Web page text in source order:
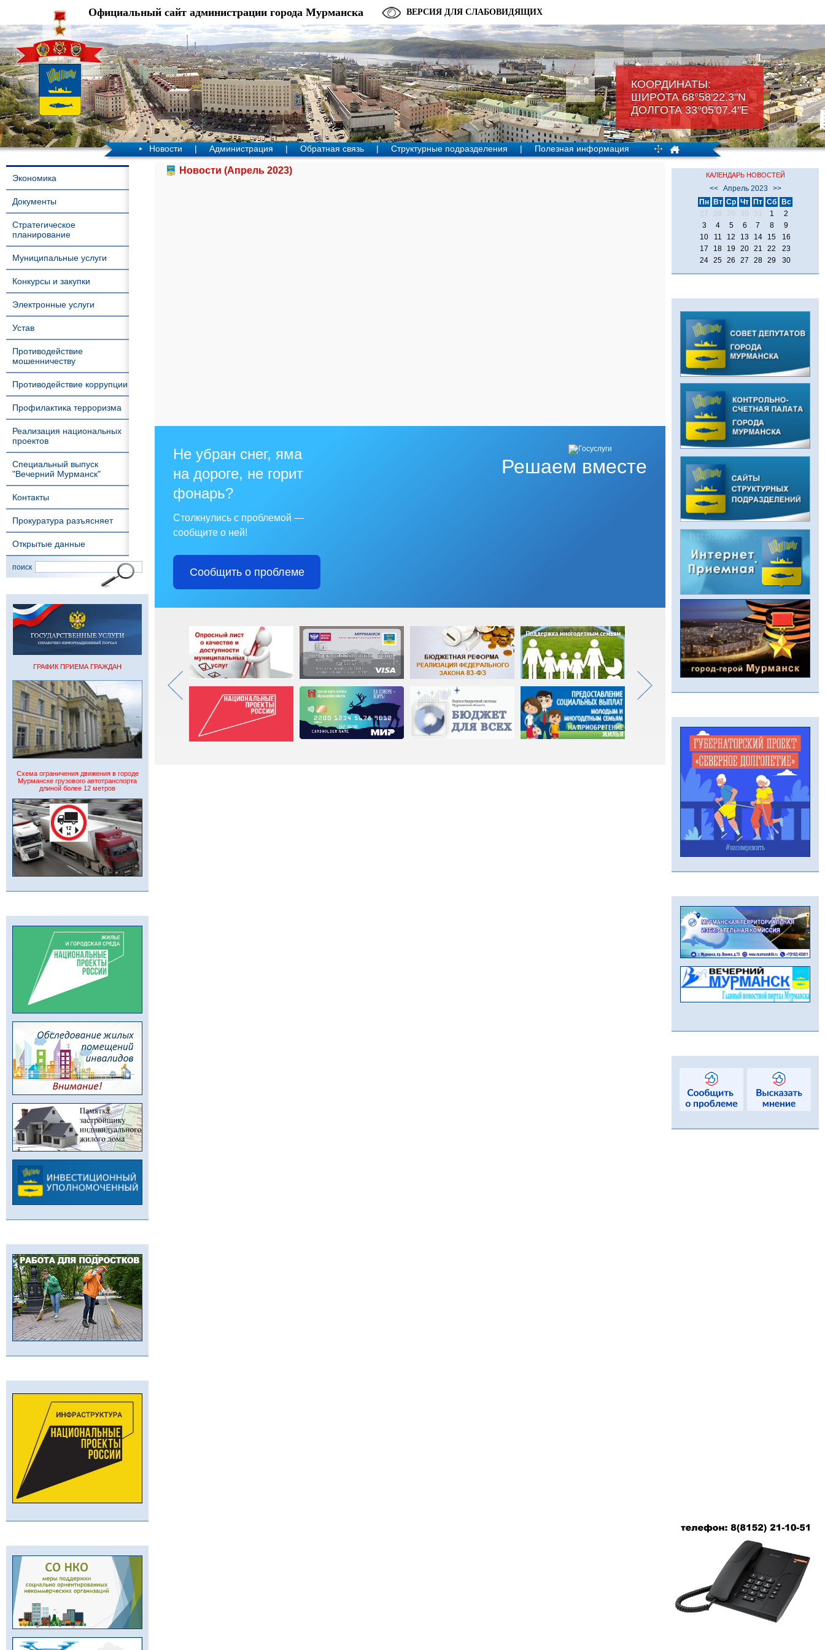
КООРДИНАТЫ:
ШИРОТА 68°58'22.3"N
ДОЛГОТА 33°05'07.4"Е
Официальный сайт администрации города Мурманска ВЕРСИЯ ДЛЯ СЛАБОВИДЯЩИХ
Новости | Администрация | Обратная связь | Структурные подразделения | Полезная информация
Экономика
Документы
Стратегическое
планирование
Муниципальные услуги
Конкурсы и закупки
Электронные услуги
Устав
Противодействие
мошенничеству
Противодействие коррупции
Профилактика терроризма
Реализация национальных
проектов
Специальный выпуск
"Вечерний Мурманск"
Контакты
Прокуратура разъясняет
Открытые данные
поиск
ГРАФИК ПРИЕМА ГРАЖДАН
Схема ограничения движения в городе
Мурманске грузового автотранспорта
длиной более 12 метров
Новости (Апрель 2023)
Решаем вместе
Не убран снег, яма
на дороге, не горит
фонарь?
Столкнулись с проблемой —
сообщите о ней!
Сообщить о проблеме
КАЛЕНДАРЬ НОВОСТЕЙ
<< Апрель 2023
>>
Пн
Вт Ср Чт Пт Сб
Вс
27
28 29 30 31 1
2
3
4 5 6 7 8
9
10
11 12 13 14 15
16
17
18 19 20 21 22
23
24 25 26 27 28 29 30